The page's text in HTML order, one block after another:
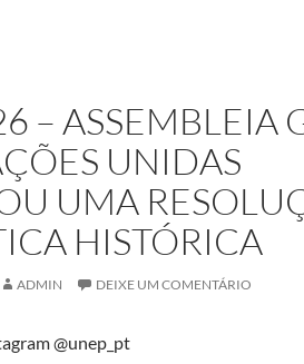
– ASSEMBLEIA
UNIDAS
UMA
HISTÓRICA
ADMIN DEIXE UM COMENTÁRIO
@unep_pt